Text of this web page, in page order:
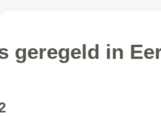
geregeld in